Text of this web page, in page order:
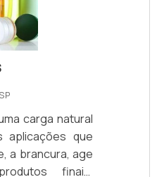
carga natural
aplicações que
a brancura, age
finais,